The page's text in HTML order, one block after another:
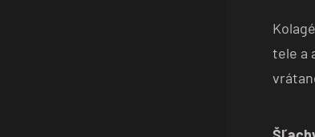
tele a